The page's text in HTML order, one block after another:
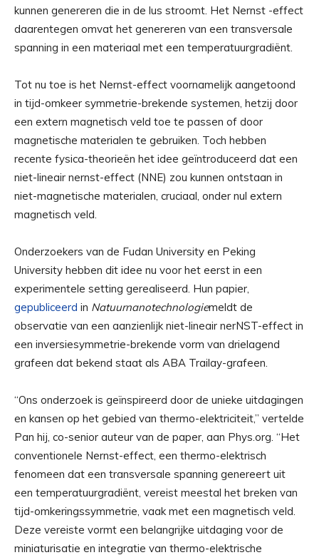
kunnen genereren die in de lus stroomt. Het Nernst -effect
daarentegen omvat het genereren van een transversale
spanning in een materiaal met een temperatuurgradiënt.
Tot nu toe is het Nernst-effect voornamelijk aangetoond
in tijd-omkeer symmetrie-brekende systemen, hetzij door
een extern magnetisch veld toe te passen of door
magnetische materialen te gebruiken. Toch hebben
recente fysica-theorieën het idee geïntroduceerd dat een
niet-lineair nernst-effect (NNE) zou kunnen ontstaan in
niet-magnetische materialen, cruciaal, onder nul extern
magnetisch veld.
Onderzoekers van de Fudan University en Peking
University hebben dit idee nu voor het eerst in een
experimentele setting gerealiseerd. Hun papier,
gepubliceerd in Natuurnanotechnologiemeldt de
observatie van een aanzienlijk niet-lineair nerNST-effect in
een inversiesymmetrie-brekende vorm van drielagend
grafeen dat bekend staat als ABA Trailay-grafeen.
“Ons onderzoek is geïnspireerd door de unieke uitdagingen
en kansen op het gebied van thermo-elektriciteit,” vertelde
Pan hij, co-senior auteur van de paper, aan Phys.org. “Het
conventionele Nernst-effect, een thermo-elektrisch
fenomeen dat een transversale spanning genereert uit
een temperatuurgradiënt, vereist meestal het breken van
tijd-omkeringssymmetrie, vaak met een magnetisch veld.
Deze vereiste vormt een belangrijke uitdaging voor de
miniaturisatie en integratie van thermo-elektrische